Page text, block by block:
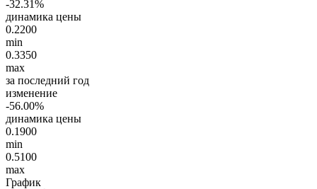
-32.31%
динамика цены
0.2200
min
0.3350
max
за последний год
изменение
-56.00%
динамика цены
0.1900
min
0.5100
max
График